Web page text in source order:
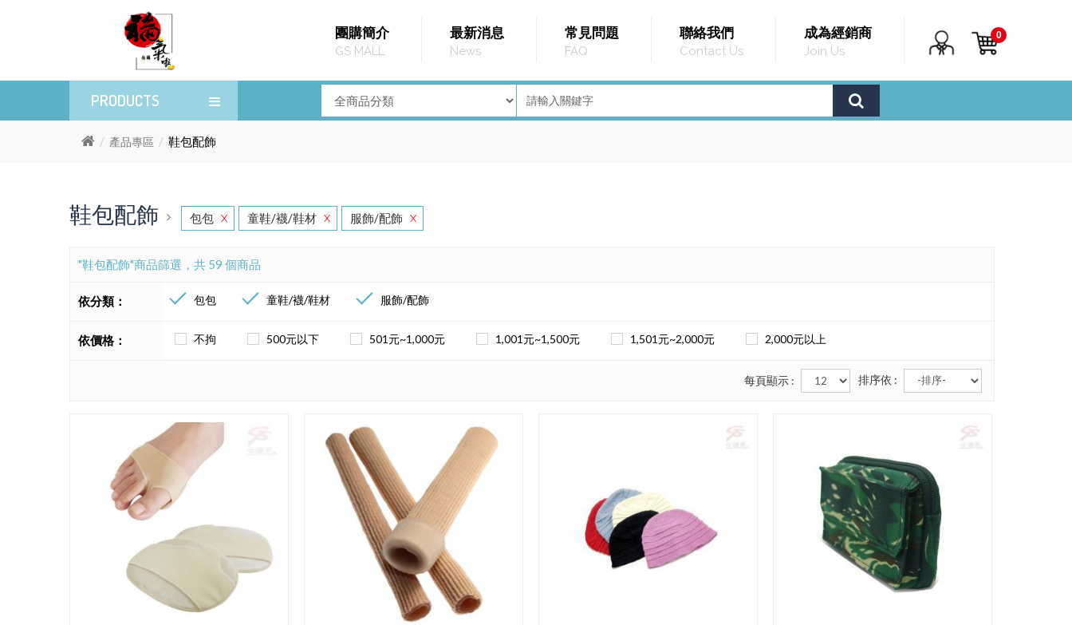
0
團購簡介
GS MALL
最新消息
News
常見問題
FAQ
聯絡我們
Contact Us
成為經銷商
Join Us
PRODUCTS
產品專區 鞋包配飾
鞋包配飾 包包 X 童鞋/襪/鞋材 X 服飾/配飾 X
"鞋包配飾"商品篩選，共 59 個商品
依分類： 包包 童鞋/襪/鞋材 服飾/配飾
依價格： 不拘 500元以下 501元~1,000元 1,001元~1,500元 1,501元~2,000元 2,000元以上
排序依 :
每頁顯示 :